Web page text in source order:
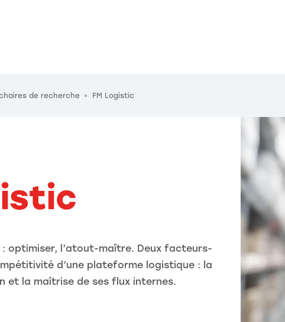
de recherche FM Logistic
optimiser, l’atout-maître. Deux facteurs-
d’une plateforme logistique : la
et la maîtrise de ses flux internes.